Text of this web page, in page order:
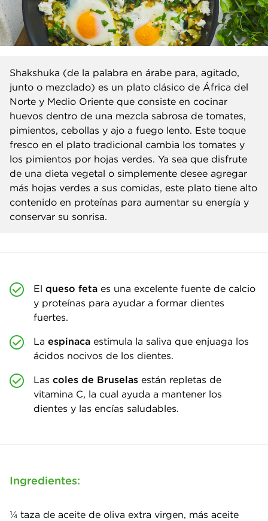
Shakshuka (de la palabra en árabe para, agitado,
junto o mezclado) es un plato clásico de África del
Norte y Medio Oriente que consiste en cocinar
huevos dentro de una mezcla sabrosa de tomates,
pimientos, cebollas y ajo a fuego lento. Este toque
fresco en el plato tradicional cambia los tomates y
los pimientos por hojas verdes. Ya sea que disfrute
de una dieta vegetal o simplemente desee agregar
más hojas verdes a sus comidas, este plato tiene alto
contenido en proteínas para aumentar su energía y
conservar su sonrisa.
El queso feta es una excelente fuente de calcio
y proteínas para ayudar a formar dientes
fuertes.
La espinaca estimula la saliva que enjuaga los
ácidos nocivos de los dientes.
Las coles de Bruselas están repletas de
vitamina C, la cual ayuda a mantener los
dientes y las encías saludables.
Ingredientes:
1⁄4 taza de aceite de oliva extra virgen, más aceite